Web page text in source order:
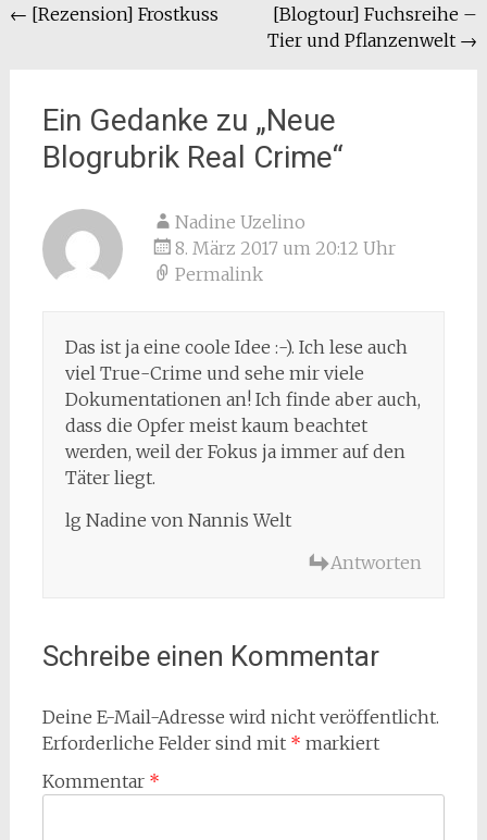
Beitragsnavigation
← [Rezension] Frostkuss
[Blogtour] Fuchsreihe –
Tier und Pflanzenwelt →
Ein Gedanke zu „Neue
Blogrubrik Real Crime“
Nadine Uzelino
8. März 2017 um 20:12 Uhr
Permalink
Das ist ja eine coole Idee :-). Ich lese auch
viel True-Crime und sehe mir viele
Dokumentationen an! Ich finde aber auch,
dass die Opfer meist kaum beachtet
werden, weil der Fokus ja immer auf den
Täter liegt.
lg Nadine von Nannis Welt
Antworten
Schreibe einen Kommentar
Deine E-Mail-Adresse wird nicht veröffentlicht.
Erforderliche Felder sind mit * markiert
Kommentar *